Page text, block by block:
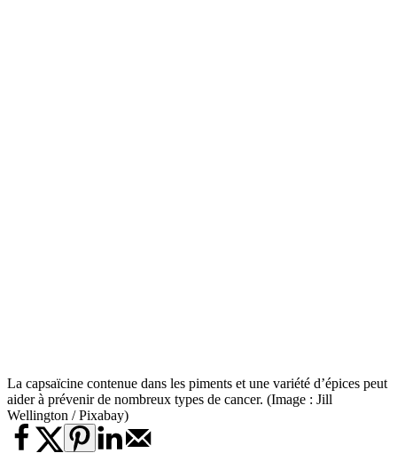
La capsaïcine contenue dans les piments et une variété d’épices peut
aider à prévenir de nombreux types de cancer. (Image : Jill
Wellington / Pixabay)